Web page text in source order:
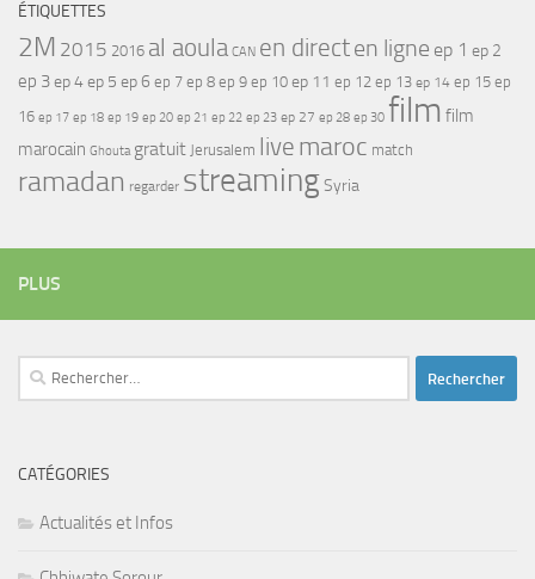
ÉTIQUETTES
2M 2015 2016 al aoula CAN en directen ligne ep 1 ep 2
ep 3ep 4ep 5 ep 6 ep 7 ep 8 ep 9 ep 10 ep 11 ep 12 ep 13 ep 14 ep 15 ep
16 ep 17 ep 18 ep 19 ep 20 ep 21 ep 22 ep 23 ep 27 ep 28 ep 30 film film
marocain Ghouta gratuit Jerusalem live maroc match
ramadan regarder streamingSyria
PLUS
Rechercher :
CATÉGORIES
Actualités et Infos